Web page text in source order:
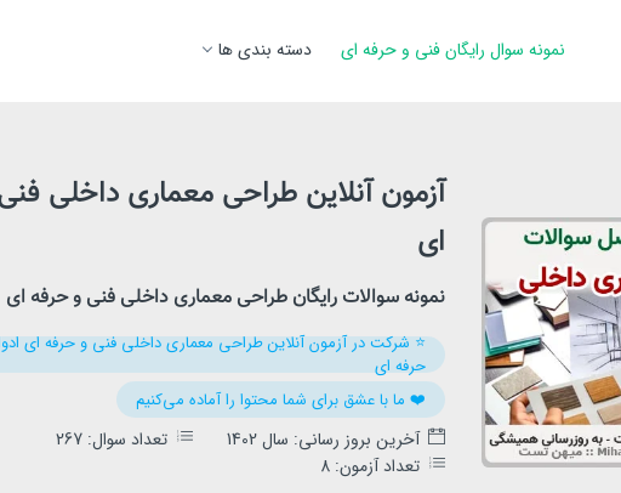
نمونه سوال رایگان فنی و حرفه ای دسته بندی ها
آزمون آنلاین طراحی معماری داخلی
ای
نمونه سوالات رایگان طراحی معماری داخلی فنی و حرفه ای
⭐️ شرکت در آزمون آنلاین طراحی معماری داخلی فنی و حرفه ای
حرفه ای
❤️ ما با عشق برای شما محتوا را آماده می‌کنیم
آخرین بروز رسانی: سال 1402
تعداد سوال: 267
تعداد آزمون: 8